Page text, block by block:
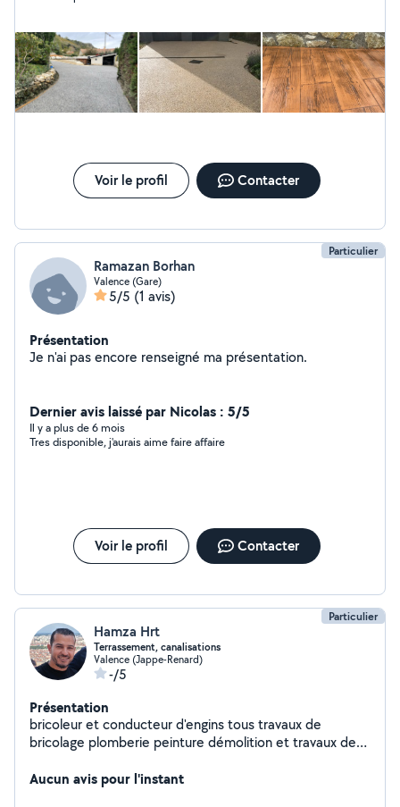
Voir le profil Contacter
Particulier
Ramazan Borhan
Valence (Gare)
5/5 (1 avis)
Présentation
Je n'ai pas encore renseigné ma présentation.
Dernier avis laissé par Nicolas : 5/5
Il y a plus de 6 mois
Tres disponible, j'aurais aime faire affaire
Voir le profil Contacter
Particulier
Hamza Hrt
Terrassement, canalisations
Valence (Jappe-Renard)
-/5
Présentation
bricoleur et conducteur d'engins tous travaux de
bricolage plomberie peinture démolition et travaux de
terrassement des piscines.....
Aucun avis pour l'instant